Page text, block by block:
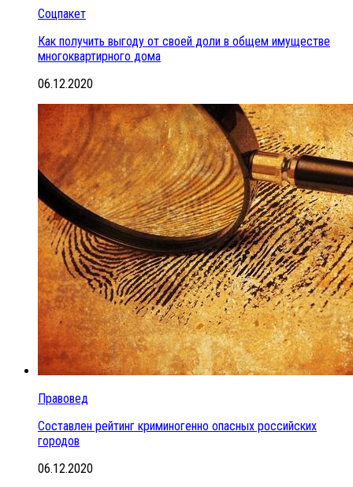
Соцпакет
Как получить выгоду от своей доли в общем имуществе
многоквартирного дома
06.12.2020
Правовед
Составлен рейтинг криминогенно опасных российских
городов
06.12.2020